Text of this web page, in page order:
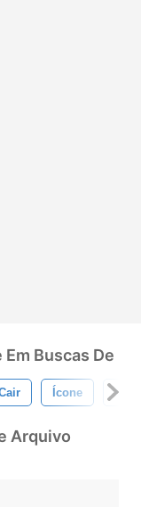
Buscas De
Ícone
Arquivo